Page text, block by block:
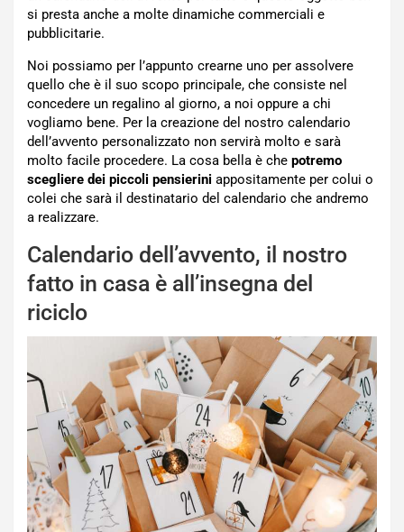
si presta anche a molte dinamiche commerciali e
pubblicitarie.
Noi possiamo per l’appunto crearne uno per assolvere
quello che è il suo scopo principale, che consiste nel
concedere un regalino al giorno, a noi oppure a chi
vogliamo bene. Per la creazione del nostro calendario
dell’avvento personalizzato non servirà molto e sarà
molto facile procedere. La cosa bella è che potremo
scegliere dei piccoli pensierini appositamente per colui o
colei che sarà il destinatario del calendario che andremo
a realizzare.
Calendario dell’avvento, il nostro
fatto in casa è all’insegna del
riciclo